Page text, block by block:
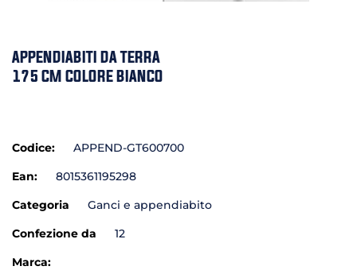
APPENDIABITI DA TERRA
175 CM COLORE BIANCO
Codice:
APPEND-GT600700
Ean:
8015361195298
Categoria
Ganci e appendiabito
Confezione da
12
Marca: